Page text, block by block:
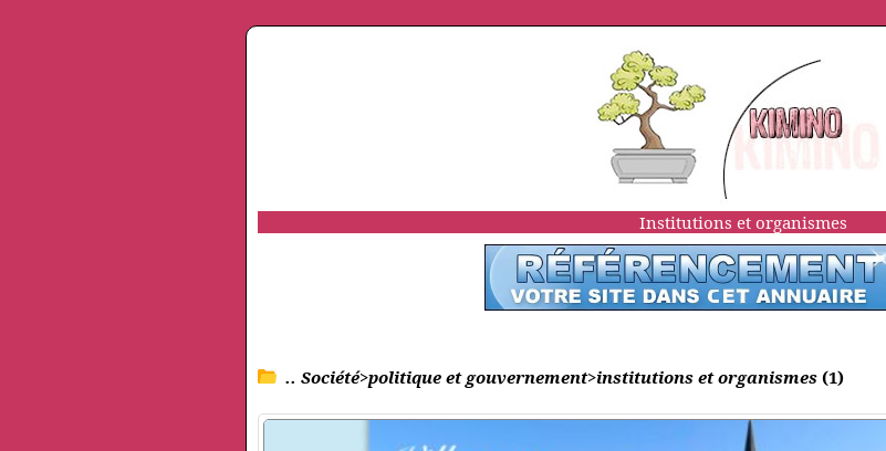
Institutions et organismes
.. Société>politique et gouvernement>institutions et organismes (1)